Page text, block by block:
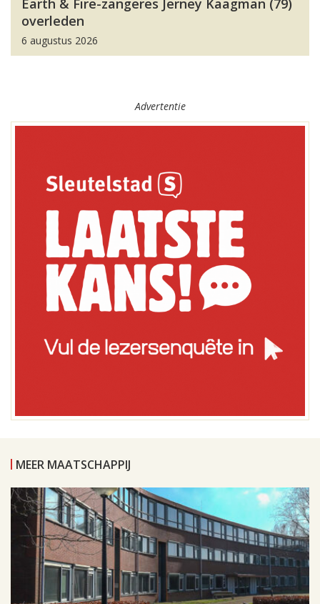
Earth & Fire-zangeres Jerney Kaagman (79)
overleden
6 augustus 2026
Advertentie
MEER MAATSCHAPPIJ